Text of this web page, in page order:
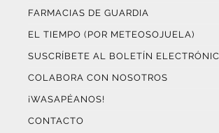
FARMACIAS DE GUARDIA
EL TIEMPO (POR METEOSOJUELA)
SUSCRÍBETE AL BOLETÍN
COLABORA CON NOSOTROS
¡WASAPÉANOS!
CONTACTO